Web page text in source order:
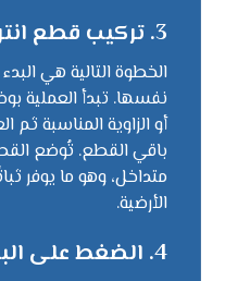
3. تركيب قطع انترلوك
الخطوة التالية هي
نفسها. تبدأ العملية
أو الزاوية المناسبة
باقي القطع. تُوضع
متداخل، وهو ما يوفر
الأرضية.
4. الضغط على البلاط لزيادة الثبات